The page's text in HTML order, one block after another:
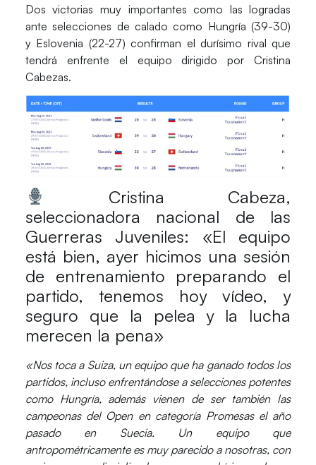
Dos victorias muy importantes como las logradas
ante selecciones de calado como Hungría (39-30)
y Eslovenia (22-27) confirman el durísimo rival que
tendrá enfrente el equipo dirigido porCristina
Cabezas.
Cristina Cabeza,
seleccionadora nacional de las
Guerreras Juveniles: «El equipo
está bien, ayer hicimos una sesión
de entrenamiento preparando el
partido, tenemos hoy vídeo, y
seguro que la pelea y la lucha
merecen la pena»
«Nos toca a Suiza, un equipo que ha ganado todos los
partidos, incluso enfrentándose a selecciones potentes
como Hungría, además vienen de ser también las
campeonas del Open en categoría Promesas el año
pasado en Suecia. Un equipo que
antropométricamente es muy parecido a nosotras, con